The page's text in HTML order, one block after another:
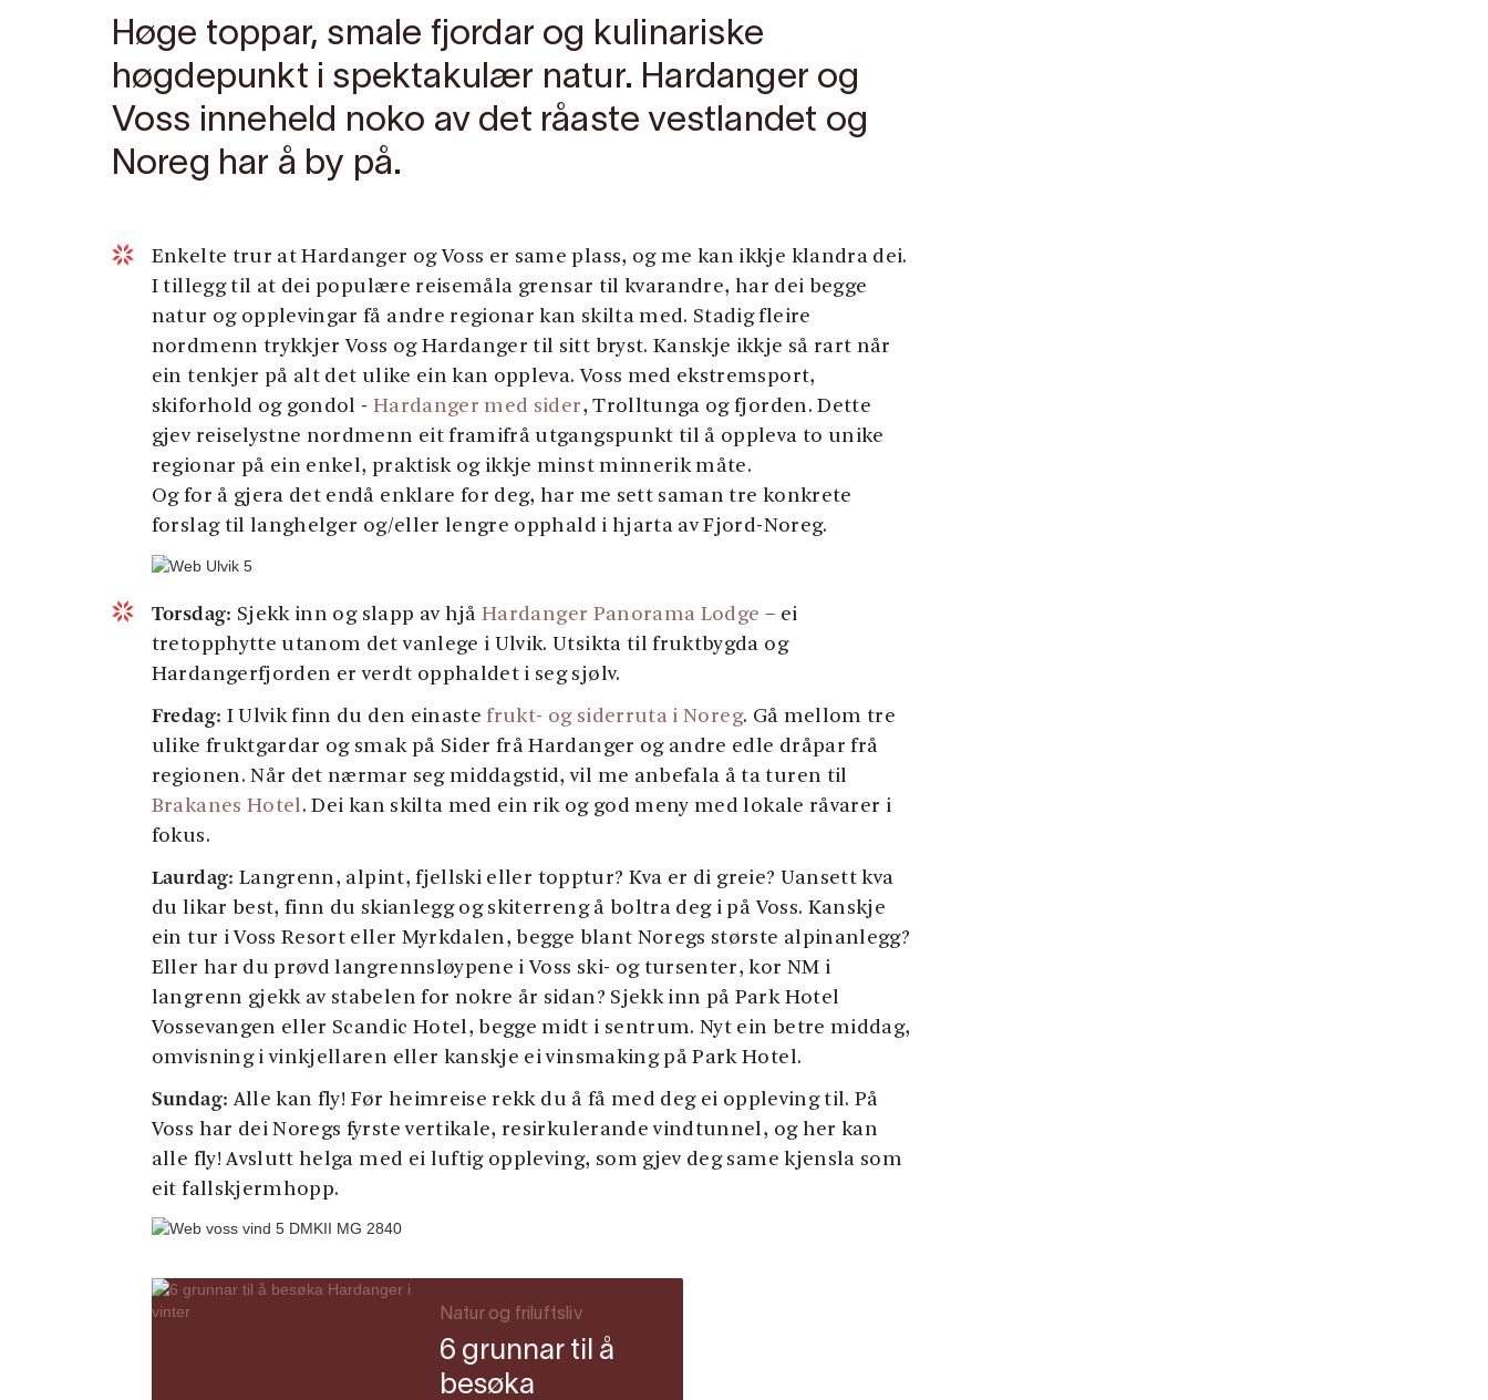
Høge toppar, smale fjordar og kulinariske
høgdepunkt i spektakulær natur. Hardanger og
Voss inneheld noko av det råaste vestlandet og
Noreg har å by på.
Enkelte trur at Hardanger og Voss er same plass, og me kan ikkje klandra dei.
I tillegg til at dei populære reisemåla grensar til kvarandre, har dei begge
natur og opplevingar få andre regionar kan skilta med. Stadig fleire
nordmenn trykkjer Voss og Hardanger til sitt bryst. Kanskje ikkje så rart når
ein tenkjer på alt det ulike ein kan oppleva. Voss med ekstremsport,
skiforhold og gondol - Hardanger med sider, Trolltunga og fjorden. Dette
gjev reiselystne nordmenn eit framifrå utgangspunkt til å oppleva to unike
regionar på ein enkel, praktisk og ikkje minst minnerik måte.
Og for å gjera det endå enklare for deg, har me sett saman tre konkrete
forslag til langhelger og/eller lengre opphald i hjarta av Fjord-Noreg.
Torsdag: Sjekk inn og slapp av hjåHardanger Panorama Lodge – ei
tretopphytte utanom det vanlege i Ulvik. Utsikta til fruktbygda og
Hardangerfjorden er verdt opphaldet i seg sjølv.
Fredag: I Ulvik finn du den einastefrukt- og siderruta i Noreg. Gå mellom tre
ulike fruktgardar og smak på Sider frå Hardanger og andre edle dråpar frå
regionen. Når det nærmar seg middagstid, vil me anbefala å ta turen til
Brakanes Hotel. Dei kan skilta med ein rik og god meny med lokale råvarer i
fokus.
Laurdag: Langrenn, alpint, fjellski eller topptur? Kva er di greie? Uansett kva
du likar best, finn du skianlegg og skiterreng å boltra deg i på Voss. Kanskje
ein tur i Voss Resort eller Myrkdalen, begge blant Noregs største alpinanlegg?
Eller har du prøvd langrennsløypene i Voss ski- og tursenter, kor NM i
langrenn gjekk av stabelen for nokre år sidan? Sjekk inn på Park Hotel
Vossevangen eller Scandic Hotel, begge midt i sentrum. Nyt ein betre middag,
omvisning i vinkjellaren eller kanskje ei vinsmaking på Park Hotel.
Sundag:Alle kan fly! Før heimreise rekk du å få med deg ei oppleving til. På
Voss har dei Noregs fyrste vertikale, resirkulerande vindtunnel, og her kan
alle fly! Avslutt helga med ei luftig oppleving, som gjev deg same kjensla som
eit fallskjermhopp.
Natur og friluftsliv
6 grunnar til å
besøka